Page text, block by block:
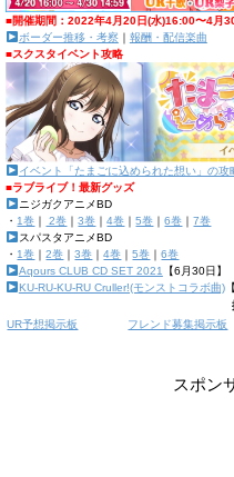
■開催期間：2022年4月20日(水)16:00〜4月
ボーダー推移・考察｜ 報酬・配信楽曲
■スクスタイベント攻略
イベント「たまごに込められた想い」の
■ラブライブ！最新グッズ
ニジガクアニメBD
・ 1巻 ｜ 2巻 ｜3巻 ｜4巻 ｜5巻 ｜6巻 ｜7巻
スパスタアニメBD
・ 1巻 ｜2巻 ｜3巻 ｜4巻 ｜5巻 ｜6巻
Aqours CLUB CD SET 2021
【6月30日】
KU-RU-KU-RU Cruller!(モンストコラボ曲)
UR予想掲示板
フレンド募集掲示板
スポン